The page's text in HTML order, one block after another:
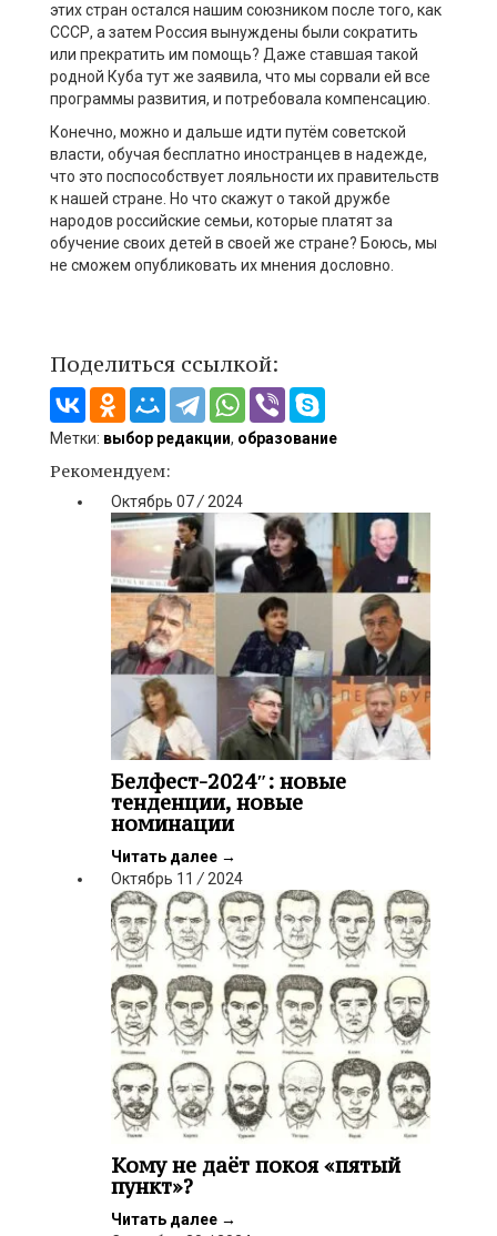
этих стран остался нашим союзником после того, как
СССР, а затем Россия вынуждены были сократить
или прекратить им помощь? Даже ставшая такой
родной Куба тут же заявила, что мы сорвали ей все
программы развития, и потребовала компенсацию.
Конечно, можно и дальше идти путём советской
власти, обучая бесплатно иностранцев в надежде,
что это поспособствует лояльности их правительств
к нашей стране. Но что скажут о такой дружбе
народов российские семьи, которые платят за
обучение своих детей в своей же стране? Боюсь, мы
не сможем опубликовать их мнения дословно.
Поделиться ссылкой:
Метки: выбор редакции, образование
Рекомендуем:
Октябрь 07/2024
Белфест-2024″: новые
тенденции, новые
номинации
Читать далее →
Октябрь 11 / 2024
Кому не даёт покоя «пятый
пункт»?
Читать далее →